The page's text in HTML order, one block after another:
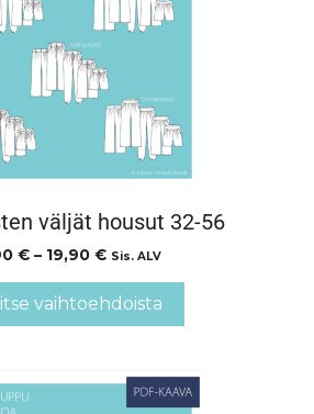
väljät housut 32-56
€ – 19,90 € Sis. ALV
vaihtoehdoista